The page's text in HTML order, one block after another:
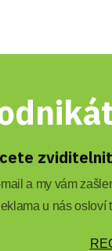
a my vám
u nás osloví